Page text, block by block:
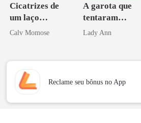
Cicatrizes de
um laço
rompido
Calv Momose
A garota que
tentaram
apagar
Lady Ann
Reclame seu bônus no App